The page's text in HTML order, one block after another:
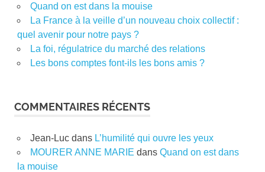
Quand on est dans la mouise
La France à la veille d’un nouveau choix collectif :
quel avenir pour notre pays ?
La foi, régulatrice du marché des relations
Les bons comptes font-ils les bons amis ?
COMMENTAIRES RÉCENTS
Jean-Lucdans L’humilité qui ouvre les yeux
MOURER ANNE MARIE dans Quand on est dans
la mouise